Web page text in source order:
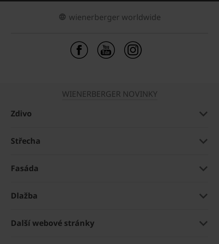
wienerberger worldwide
WIENERBERGER NOVINKY
Zdivo
Střecha
Fasáda
Dlažba
Další webové stránky